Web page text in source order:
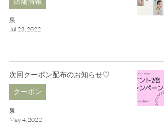
泉
Jul 23, 2022
次回クーポン配布のお知らせ♡
クーポン
泉
May 4, 2022